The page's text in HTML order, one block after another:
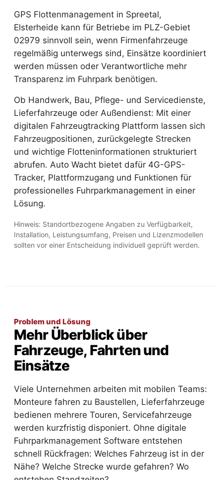
GPS Flottenmanagement in Spreetal,
Elsterheide kann für Betriebe im PLZ-Gebiet
02979 sinnvoll sein, wenn Firmenfahrzeuge
regelmäßig unterwegs sind, Einsätze koordiniert
werden müssen oder Verantwortliche mehr
Transparenz im Fuhrpark benötigen.
Ob Handwerk, Bau, Pflege- und Servicedienste,
Lieferfahrzeuge oder Außendienst: Mit einer
digitalen Fahrzeugtracking Plattform lassen sich
Fahrzeugpositionen, zurückgelegte Strecken
und wichtige Flotteninformationen strukturiert
abrufen. Auto Wacht bietet dafür 4G-GPS-
Tracker, Plattformzugang und Funktionen für
professionelles Fuhrparkmanagement in einer
Lösung.
Hinweis: Standortbezogene Angaben zu Verfügbarkeit,
Installation, Leistungsumfang, Preisen und Lizenzmodellen
sollten vor einer Entscheidung individuell geprüft werden.
Problem und Lösung
Mehr Überblick über
Fahrzeuge, Fahrten und
Einsätze
Viele Unternehmen arbeiten mit mobilen Teams:
Monteure fahren zu Baustellen, Lieferfahrzeuge
bedienen mehrere Touren, Servicefahrzeuge
werden kurzfristig disponiert. Ohne digitale
Fuhrparkmanagement Software entstehen
schnell Rückfragen: Welches Fahrzeug ist in der
Nähe? Welche Strecke wurde gefahren? Wo